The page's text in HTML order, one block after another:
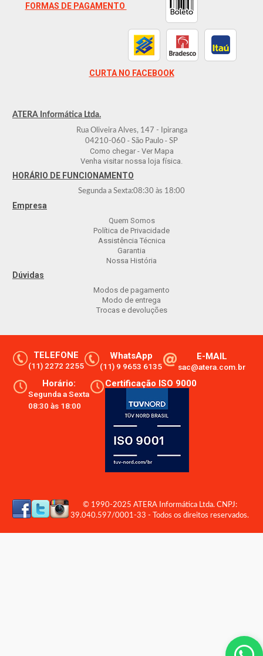
FORMAS DE PAGAMENTO
CURTA NO FACEBOOK
ATERA Informática Ltda.
Rua Oliveira Alves, 147 - Ipiranga
04210-060 - São Paulo - SP
Como chegar - Ver Mapa
Venha visitar nossa loja física.
HORÁRIO DE FUNCIONAMENTO
Segunda a Sexta:08:30 às 18:00
Empresa
Quem Somos
Política de Privacidade
Assistência Técnica
Garantia
Nossa História
Dúvidas
Modos de pagamento
Modo de entrega
Trocas e devoluções
TELEFONE
(11) 2272 2255
WhatsApp
(11) 9 9653 6135
E-MAIL
sac@atera.com.br
Horário:
Segunda a Sexta
08:30 às 18:00
Certificação ISO 9000
© 1990-2025 ATERA Informática Ltda. CNPJ:
39.040.597/0001-33 - Todos os direitos reservados.